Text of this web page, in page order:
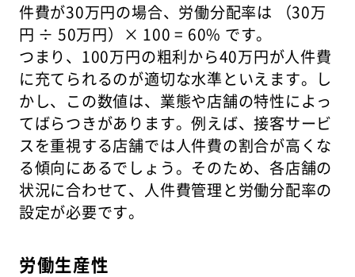
件費が30万円の場合、労働分配率は （30万
円 ÷ 50万円）× 100 = 60% です。
つまり、100万円の粗利から40万円が人件費
に充てられるのが適切な水準といえます。し
かし、この数値は、業態や店舗の特性によっ
てばらつきがあります。例えば、接客サービ
スを重視する店舗では人件費の割合が高くな
る傾向にあるでしょう。そのため、各店舗の
状況に合わせて、人件費管理と労働分配率の
設定が必要です。
労働生産性